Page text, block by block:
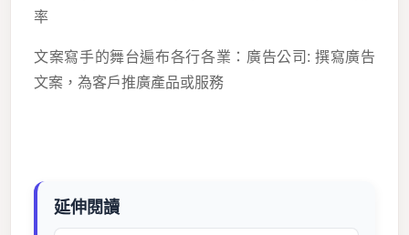
率
文案寫手的舞台遍布各行各業：廣告公司: 撰寫廣告
文案，為客戶推廣產品或服務
延伸閱讀